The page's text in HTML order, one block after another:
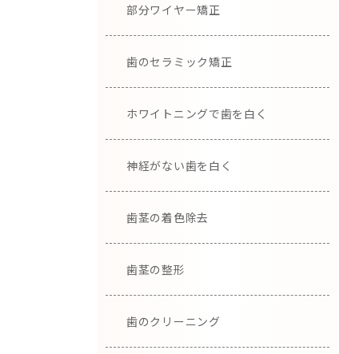
部分ワイヤー矯正
歯のセラミック矯正
ホワイトニングで歯を白く
神経がない歯を白く
歯茎の着色除去
歯茎の整形
歯のクリーニング